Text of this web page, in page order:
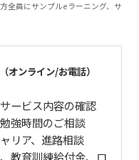
全員にサンプルeラーニング、サ
オンライン/お電話）
ービス内容の確認
強時間のご相談
リア、進路相談
教育訓練給付金、ロ